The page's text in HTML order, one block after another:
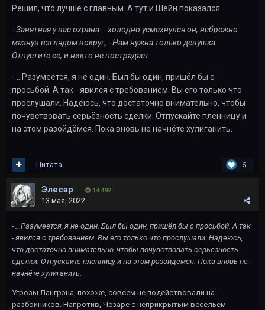
Решил, что лучше с главным. А тут и Шейн показался.
- Занятная у вас охрана. - холодно усмехнулся он, небрежно
мазнув взглядом вокруг, - Нам нужна только девушка.
Отпустите ее, и никто не пострадает.
- ...Разумеется, я не один. Был бы один, пришёл бы с
просьбой. А так - явился с требованием. Вы его только что
прослушали. Надеюсь, что достаточно внимательно, чтобы
почувствовать серьёзность сделки. Отпускайте пленницу и
на этом разойдёмся. Пока вновь не начнёте хулиганить.
5
Цитата
Элесар 14 492
13 мая, 2022
- ...Разумеется, я не один. Был бы один, пришёл бы с просьбой. А так
- явился с требованием. Вы его только что прослушали. Надеюсь,
что достаточно внимательно, чтобы почувствовать серьёзность
сделки. Отпускайте пленницу и на этом разойдёмся. Пока вновь не
начнёте хулиганить.
Угрозы Лангрэна, похоже, совсем не подействовали на
разбойников. Напротив, Чезаре с неприкрытым весельем